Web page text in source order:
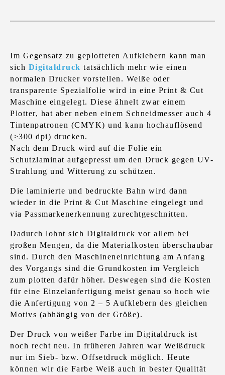
Im Gegensatz zu geplotteten Aufklebern kann man
sich Digitaldruck tatsächlich mehr wie einen
normalen Drucker vorstellen. Weiße oder
transparente Spezialfolie wird in eine Print & Cut
Maschine eingelegt. Diese ähnelt zwar einem
Plotter, hat aber neben einem Schneidmesser auch 4
Tintenpatronen (CMYK) und kann hochauflösend
(>300 dpi) drucken.
Nach dem Druck wird auf die Folie ein
Schutzlaminat aufgepresst um den Druck gegen UV-
Strahlung und Witterung zu schützen.
Die laminierte und bedruckte Bahn wird dann
wieder in die Print & Cut Maschine eingelegt und
via Passmarkenerkennung zurechtgeschnitten.
Dadurch lohnt sich Digitaldruck vor allem bei
großen Mengen, da die Materialkosten überschaubar
sind. Durch den Maschineneinrichtung am Anfang
des Vorgangs sind die Grundkosten im Vergleich
zum plotten dafür höher. Deswegen sind die Kosten
für eine Einzelanfertigung meist genau so hoch wie
die Anfertigung von 2 – 5 Aufklebern des gleichen
Motivs (abhängig von der Größe).
Der Druck von weißer Farbe im Digitaldruck ist
noch recht neu. In früheren Jahren war Weißdruck
nur im Sieb- bzw. Offsetdruck möglich. Heute
können wir die Farbe Weiß auch in bester Qualität